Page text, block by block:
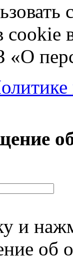
cookie
и
об